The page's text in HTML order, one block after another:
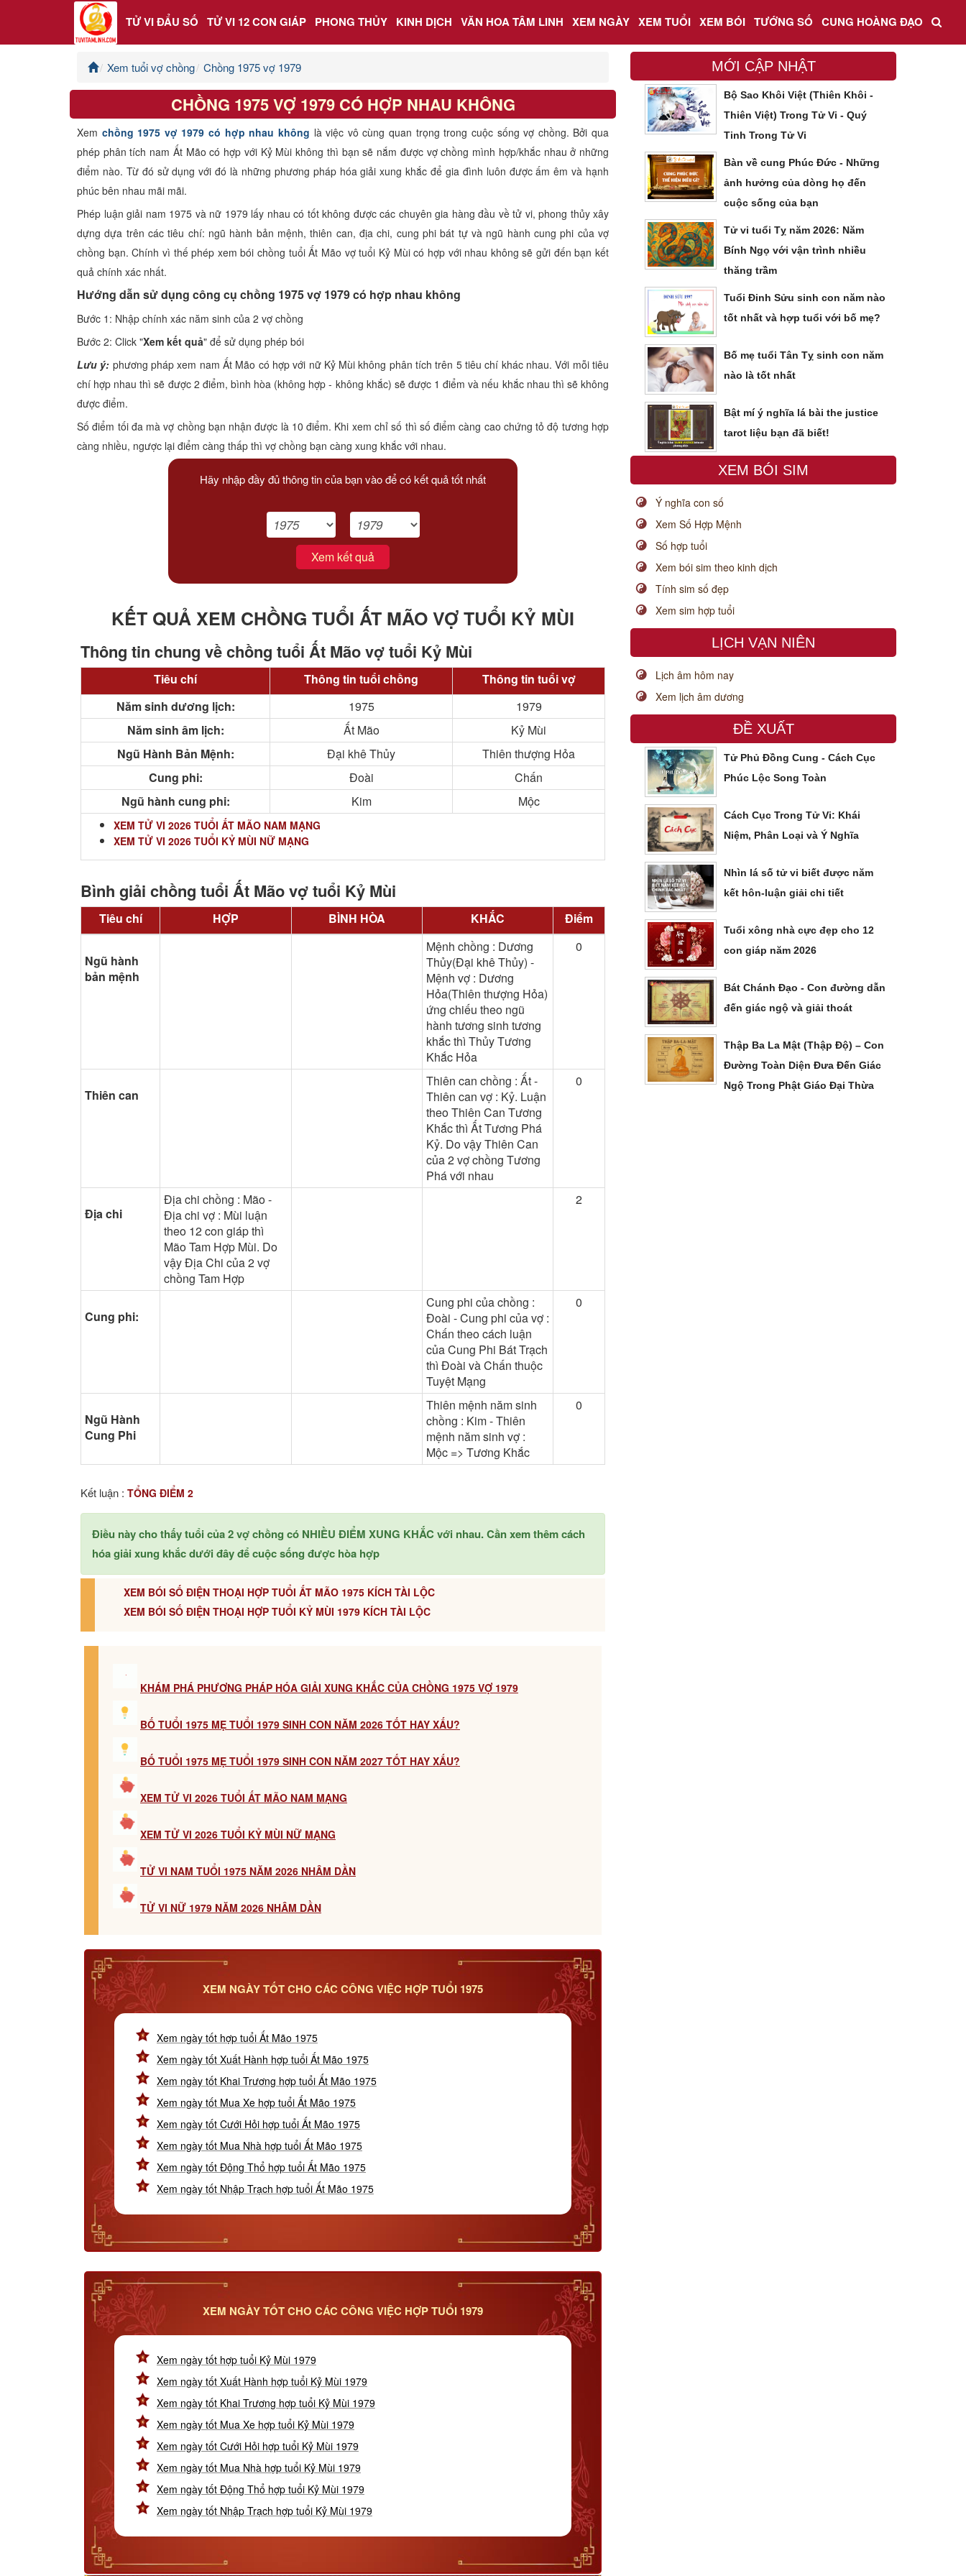
TỬ VI ĐẨU SỐ TỬ VI 12 CON GIÁP PHONG THỦY KINH DỊCH VĂN HOA TÂM LINH XEM NGÀY XEM TUỔI XEM BÓI TƯỚNG SỐ CUNG HOÀNG ĐẠO
Tử Vi Đẩu Số
Tử Vi 12 Con Giáp
Văn Hoa Tâm linh
Cung hoàng đạo
Xem tuổi vợ chồng Chồng 1975 vợ 1979
CHỒNG 1975 VỢ 1979 CÓ HỢP NHAU KHÔNG
Xem chồng 1975 vợ 1979 có hợp nhau không là việc vô cùng quan trọng trong cuộc sống vợ chồng. Bởi qua
phép phân tích nam Ất Mão có hợp với Kỷ Mùi không thì bạn sẽ nắm được vợ chồng mình hợp/khắc nhau ở những
điểm nào. Từ đó sử dụng với đó là những phương pháp hóa giải xung khắc để gia đình luôn được ấm êm và hạnh
phúc bên nhau mãi mãi.
Phép luận giải nam 1975 và nữ 1979 lấy nhau có tốt không được các chuyên gia hàng đầu về tử vi, phong thủy xây
dựng dựa trên các tiêu chí: ngũ hành bản mệnh, thiên can, địa chi, cung phi bát tự và ngũ hành cung phi của vợ
chồng bạn. Chính vì thế phép xem bói chồng tuổi Ất Mão vợ tuổi Kỷ Mùi có hợp với nhau không sẽ gửi đến bạn kết
quả chính xác nhất.
Hướng dẫn sử dụng công cụ chồng 1975 vợ 1979 có hợp nhau không
Bước 1: Nhập chính xác năm sinh của 2 vợ chồng
Bước 2: Click "Xem kết quả" để sử dụng phép bói
Lưu ý: phương pháp xem nam Ất Mão có hợp với nữ Kỷ Mùi không phân tích trên 5 tiêu chí khác nhau. Với mỗi tiêu
chí hợp nhau thì sẽ được 2 điểm, bình hòa (không hợp - không khắc) sẽ được 1 điểm và nếu khắc nhau thì sẽ không
được điểm.
Số điểm tối đa mà vợ chồng bạn nhận được là 10 điểm. Khi xem chỉ số thì số điểm càng cao chứng tỏ độ tương hợp
càng nhiều, ngược lại điểm càng thấp thì vợ chồng bạn càng xung khắc với nhau.
Hãy nhập đầy đủ thông tin của bạn vào để có kết quả tốt nhất
Xem kết quả
KẾT QUẢ XEM CHỒNG TUỔI ẤT MÃO VỢ TUỔI KỶ MÙI
Thông tin chung về chồng tuổi Ất Mão vợ tuổi Kỷ Mùi
Tiêu chí Thông tin tuổi chồng
Thông tin tuổi vợ
Năm sinh dương lịch:
1975
1979
Năm sinh âm lịch:
Ất Mão
Kỷ Mùi
Ngũ Hành Bản Mệnh:
Đại khê Thủy
Thiên thượng Hỏa
Cung phi:
Đoài
Chấn
Ngũ hành cung phi:
Kim Mộc
XEM TỬ VI 2026 TUỔI ẤT MÃO NAM MẠNG
XEM TỬ VI 2026 TUỔI KỶ MÙI NỮ MẠNG
Bình giải chồng tuổi Ất Mão vợ tuổi Kỷ Mùi
Tiêu chí HỢP BÌNH HÒA KHẮC Điểm
Ngũ hành
bản mệnh
Mệnh chồng : Dương
Thủy(Đại khê Thủy) -
Mệnh vợ : Dương
Hỏa(Thiên thượng Hỏa)
ứng chiếu theo ngũ
hành tương sinh tương
khắc thì Thủy Tương
Khắc Hỏa
0
Thiên can
Thiên can chồng : Ất -
Thiên can vợ : Kỷ. Luận
theo Thiên Can Tương
Khắc thì Ất Tương Phá
Kỷ. Do vậy Thiên Can
của 2 vợ chồng Tương
Phá với nhau
0
Địa chi
Địa chi chồng : Mão -
Địa chi vợ : Mùi luận
theo 12 con giáp thì
Mão Tam Hợp Mùi. Do
vậy Địa Chi của 2 vợ
chồng Tam Hợp
2
Cung phi:
Cung phi của chồng :
Đoài - Cung phi của vợ :
Chấn theo cách luận
của Cung Phi Bát Trạch
thì Đoài và Chấn thuộc
Tuyệt Mạng
0
Ngũ Hành
Cung Phi
Thiên mệnh năm sinh
chồng : Kim - Thiên
mệnh năm sinh vợ :
Mộc => Tương Khắc
0
Kết luận : TỔNG ĐIỂM 2
Điều này cho thấy tuổi của 2 vợ chồng có NHIỀU ĐIỂM XUNG KHẮC với nhau. Cần xem thêm cách
hóa giải xung khắc dưới đây để cuộc sống được hòa hợp
XEM BÓI SỐ ĐIỆN THOẠI HỢP TUỔI ẤT MÃO 1975 KÍCH TÀI LỘC
XEM BÓI SỐ ĐIỆN THOẠI HỢP TUỔI KỶ MÙI 1979 KÍCH TÀI LỘC
KHÁM PHÁ PHƯƠNG PHÁP HÓA GIẢI XUNG KHẮC CỦA CHỒNG 1975 VỢ 1979
BỐ TUỔI 1975 MẸ TUỔI 1979 SINH CON NĂM 2026 TỐT HAY XẤU?
BỐ TUỔI 1975 MẸ TUỔI 1979 SINH CON NĂM 2027 TỐT HAY XẤU?
XEM TỬ VI 2026 TUỔI ẤT MÃO NAM MẠNG
XEM TỬ VI 2026 TUỔI KỶ MÙI NỮ MẠNG
TỬ VI NAM TUỔI 1975 NĂM 2026 NHÂM DẦN
TỬ VI NỮ 1979 NĂM 2026 NHÂM DẦN
XEM NGÀY TỐT CHO CÁC CÔNG VIỆC HỢP TUỔI 1975
Xem ngày tốt hợp tuổi Ất Mão 1975
Xem ngày tốt Xuất Hành hợp tuổi Ất Mão 1975
Xem ngày tốt Khai Trương hợp tuổi Ất Mão 1975
Xem ngày tốt Mua Xe hợp tuổi Ất Mão 1975
Xem ngày tốt Cưới Hỏi hợp tuổi Ất Mão 1975
Xem ngày tốt Mua Nhà hợp tuổi Ất Mão 1975
Xem ngày tốt Động Thổ hợp tuổi Ất Mão 1975
Xem ngày tốt Nhập Trạch hợp tuổi Ất Mão 1975
XEM NGÀY TỐT CHO CÁC CÔNG VIỆC HỢP TUỔI 1979
Xem ngày tốt hợp tuổi Kỷ Mùi 1979
Xem ngày tốt Xuất Hành hợp tuổi Kỷ Mùi 1979
Xem ngày tốt Khai Trương hợp tuổi Kỷ Mùi 1979
Xem ngày tốt Mua Xe hợp tuổi Kỷ Mùi 1979
Xem ngày tốt Cưới Hỏi hợp tuổi Kỷ Mùi 1979
Xem ngày tốt Mua Nhà hợp tuổi Kỷ Mùi 1979
Xem ngày tốt Động Thổ hợp tuổi Kỷ Mùi 1979
Xem ngày tốt Nhập Trạch hợp tuổi Kỷ Mùi 1979
MỚI CẬP NHẬT
Bộ Sao Khôi Việt (Thiên Khôi -
Thiên Việt) Trong Tử Vi - Quý
Tinh Trong Tử Vi
Bàn về cung Phúc Đức - Những
ảnh hưởng của dòng họ đến
cuộc sống của bạn
Tử vi tuổi Tỵ năm 2026: Năm
Bính Ngọ với vận trình nhiều
thăng trầm
Tuổi Đinh Sửu sinh con năm nào
tốt nhất và hợp tuổi với bố mẹ?
Bố mẹ tuổi Tân Tỵ sinh con năm
nào là tốt nhất
Bật mí ý nghĩa lá bài the justice
tarot liệu bạn đã biết!
XEM BÓI SIM
Ý nghĩa con số
Xem Số Hợp Mệnh
Số hợp tuổi
Xem bói sim theo kinh dịch
Tính sim số đẹp
Xem sim hợp tuổi
LỊCH VẠN NIÊN
Lịch âm hôm nay
Xem lịch âm dương
ĐỀ XUẤT
Tử Phủ Đồng Cung - Cách Cục
Phúc Lộc Song Toàn
Cách Cục Trong Tử Vi: Khái
Niệm, Phân Loại và Ý Nghĩa
Nhìn lá số tử vi biết được năm
kết hôn-luận giải chi tiết
Tuổi xông nhà cực đẹp cho 12
con giáp năm 2026
Bát Chánh Đạo - Con đường dẫn
đến giác ngộ và giải thoát
Thập Ba La Mật (Thập Độ) – Con
Đường Toàn Diện Đưa Đến Giác
Ngộ Trong Phật Giáo Đại Thừa